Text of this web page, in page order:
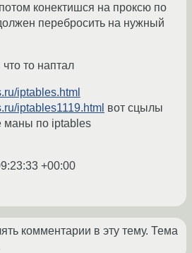
конектишся на проксю по
перебросить на нужный
то наптал
iptables.html
iptables1119.html вот сцылы
маны по iptables
+00:00
комментарии в эту тему. Тема